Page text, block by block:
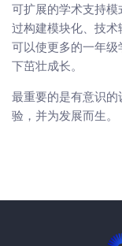
可扩展的学术支持
过构建模块化、技
可以使更多的一年
下茁壮成长。
最重要的是有意识
验，并为发展而生。